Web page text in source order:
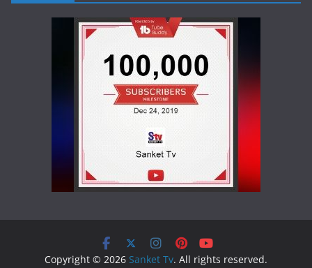
Copyright © 2026 Sanket Tv. All rights reserved.